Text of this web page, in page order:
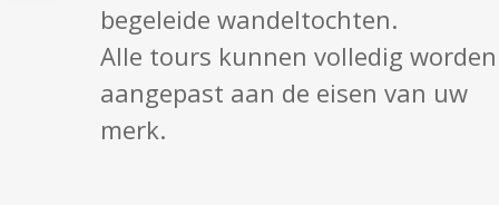
begeleide wandeltochten.
Alle tours kunnen volledig worden
aangepast aan de eisen van uw
merk.